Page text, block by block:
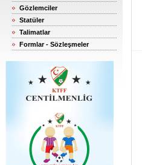
Gözlemciler
Statüler
Talimatlar
Formlar - Sözleşmeler